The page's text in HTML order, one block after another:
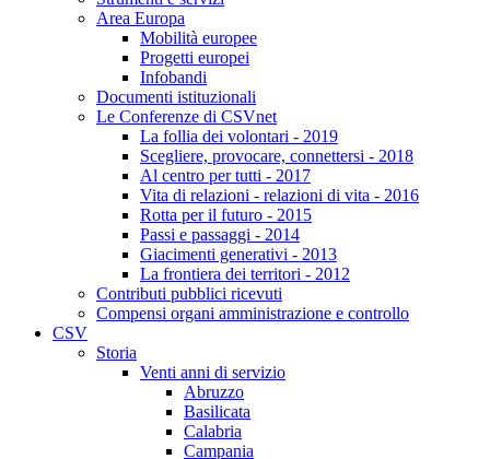
Area Europa
Mobilità europee
Progetti europei
Infobandi
Documenti istituzionali
Le Conferenze di CSVnet
La follia dei volontari - 2019
Scegliere, provocare, connettersi - 2018
Al centro per tutti - 2017
Vita di relazioni - relazioni di vita - 2016
Rotta per il futuro - 2015
Passi e passaggi - 2014
Giacimenti generativi - 2013
La frontiera dei territori - 2012
Contributi pubblici ricevuti
Compensi organi amministrazione e controllo
CSV
Storia
Venti anni di servizio
Abruzzo
Basilicata
Calabria
Campania